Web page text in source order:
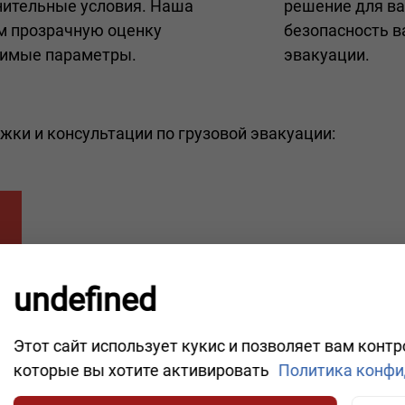
условия. Наша
прозрачную оценку
параметры.
решение для
безопасность
эвакуации.
и консультации по грузовой эвакуации:
СРОЧНЫЙ
undefined
Этот сайт использует кукис и позволяет вам
которые вы хотите активировать Политика